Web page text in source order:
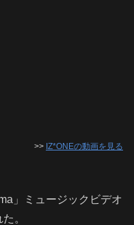
>> IZ*ONEの動画を見る
」ミュージックビデオ
。